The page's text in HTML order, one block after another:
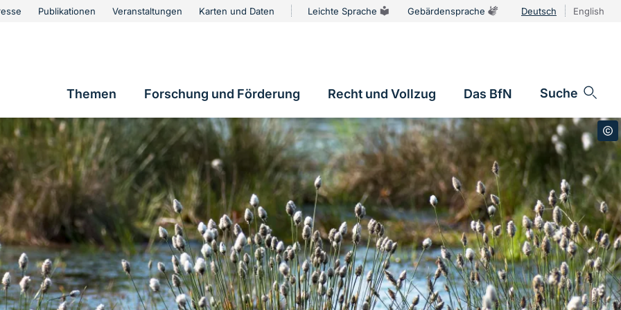
Publikationen Veranstaltungen Karten und Daten Leichte Sprache Gebärdensprache Deutsch English
Hauptnavigation
Themen Forschung und Förderung Recht und Vollzug Das BfN Suche